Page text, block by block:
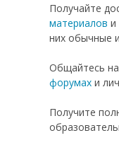
Получайте
материалов и
них обычные
Общайтесь
форумах и
Получите